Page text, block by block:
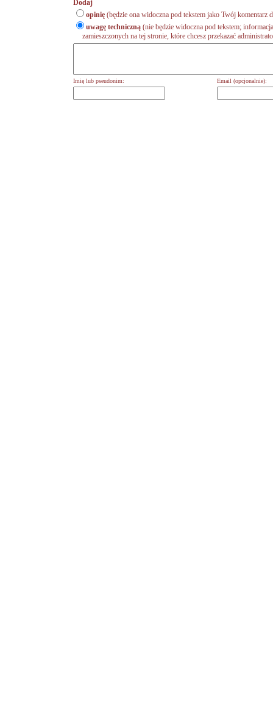
Dodaj
opinię (będzie ona widoczna pod tekstem jako Twój komentarz
uwagę techniczną (nie będzie widoczna pod tekstem;
zamieszczonych na tej stronie, które chcesz przekazać
Imię lub pseudonim: Email (opcjonalnie):